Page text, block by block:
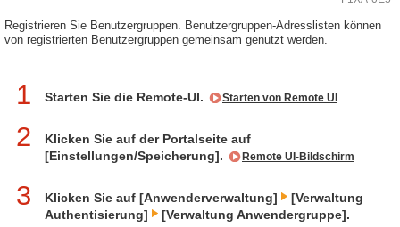
Registrieren Sie Benutzergruppen. Benutzergruppen-Adresslisten können
von registrierten Benutzergruppen gemeinsam genutzt werden.
1 Starten Sie die Remote-UI. Starten von Remote UI
2
Klicken Sie auf der Portalseite auf
[Einstellungen/Speicherung].
Remote UI-Bildschirm
3 Klicken Sie auf [Anwenderverwaltung]
[Verwaltung
Authentisierung]
[Verwaltung Anwendergruppe].